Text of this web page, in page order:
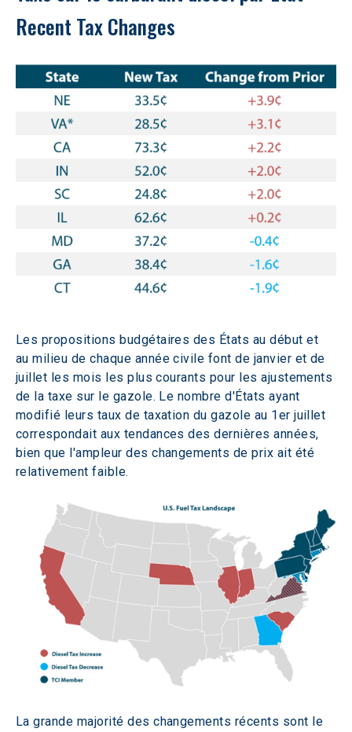
Recent Tax Changes
Les propositions budgétaires des États au début et
au milieu de chaque année civile font de janvier et de
juillet les mois les plus courants pour les ajustements
de la taxe sur le gazole. Le nombre d'États ayant
modifié leurs taux de taxation du gazole au 1er juillet
correspondait aux tendances des dernières années,
bien que l'ampleur des changements de prix ait été
relativement faible.
La grande majorité des changements récents sont le